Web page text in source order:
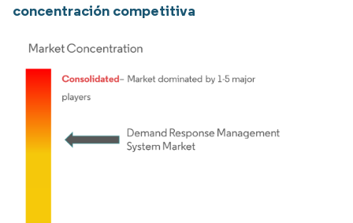
concentración competitiva